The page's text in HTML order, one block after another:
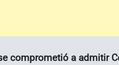
comprometió a admitir